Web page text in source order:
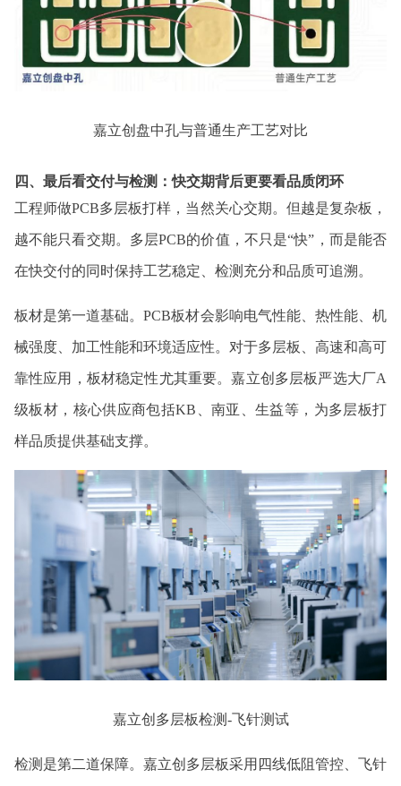
嘉立创盘中孔与普通生产工艺对比
四、最后看交付与检测：快交期背后更要看品质闭环
工程师做PCB多层板打样，当然关心交期。但越是复杂板，
越不能只看交期。多层PCB的价值，不只是“快”，而是能否
在快交付的同时保持工艺稳定、检测充分和品质可追溯。
板材是第一道基础。PCB板材会影响电气性能、热性能、机
械强度、加工性能和环境适应性。对于多层板、高速和高可
靠性应用，板材稳定性尤其重要。嘉立创多层板严选大厂A
级板材，核心供应商包括KB、南亚、生益等，为多层板打
样品质提供基础支撑。
嘉立创多层板检测-飞针测试
检测是第二道保障。嘉立创多层板采用四线低阻管控、飞针